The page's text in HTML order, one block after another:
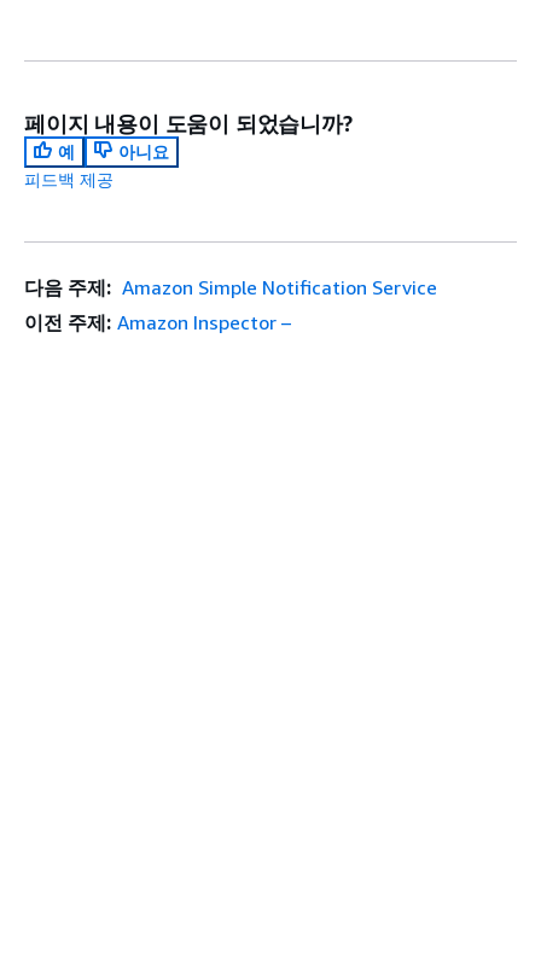
페이지 내용이 도움이 되었습니까?
예
아니요
피드백 제공
다음 주제: Amazon Simple Notification Service
이전 주제: Amazon Inspector –